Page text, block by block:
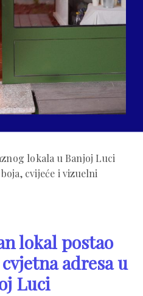
lokala u Banjoj Luci
cvijeće i vizuelni
lokal postao
adresa u
Luci